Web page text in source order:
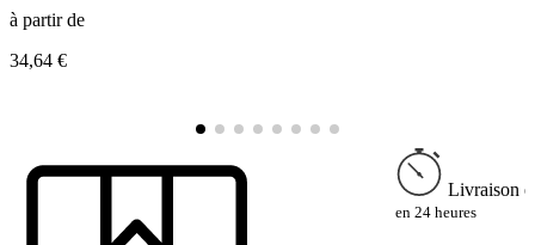
à partir de
34,64 €
Livraison
en 24 heures